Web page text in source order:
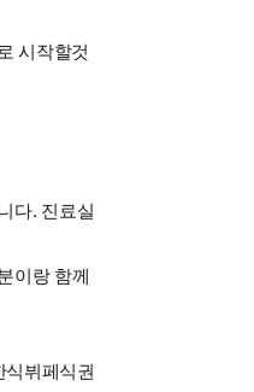
시작할것
다. 진료실
이랑 함께
식뷔페식권